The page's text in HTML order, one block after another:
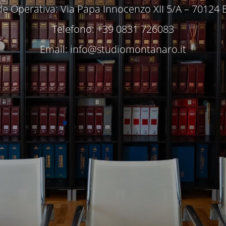
Operativa: Via Papa Innocenzo XII 5/A – 70124
Telefono: +39 0831 726083
Email:info@studiomontanaro.it